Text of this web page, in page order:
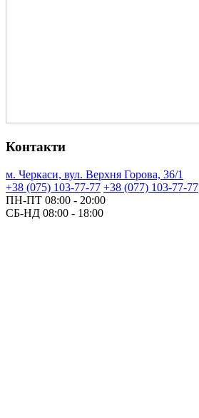
Контакти
м. Черкаси, вул. Верхня Горова, 36/1
+38 (075) 103-77-77 +38 (077) 103-77-77
ПН-ПТ 08:00 - 20:00
СБ-НД 08:00 - 18:00